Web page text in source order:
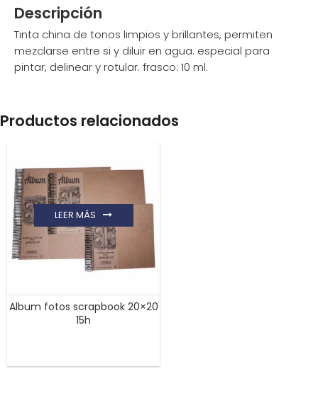
Descripción
Tinta china de tonos limpios y brillantes, permiten
mezclarse entre si y diluir en agua. especial para
pintar, delinear y rotular. frasco: 10 ml.
Productos relacionados
Album fotos scrapbook 20×20
15h
LEER MÁS